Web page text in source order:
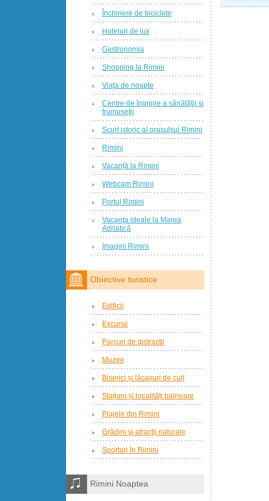
Închiriere de biciclete
Hoteluri de lux
Gastronomia
Shopping la Rimini
Viaţa de noapte
Centre de îngrijire a sănătăţii şi
frumuseţii
Scurt istoric al oraşulşui Rimini
Rimini
Vacanță la Rimini
Webcam Rimini
Portul Rimini
Vacanţa ideale la Marea
Adriatică
Imagini Rimini
Obiective turistice
Edificii
Excursii
Parcuri de distractii
Muzee
Biserici și lăcașuri de cult
Stațiuni și localități balneare
Plajele din Rimini
Grădini şi atracţii naturale
Sporturi în Rimini
Rimini Noaptea